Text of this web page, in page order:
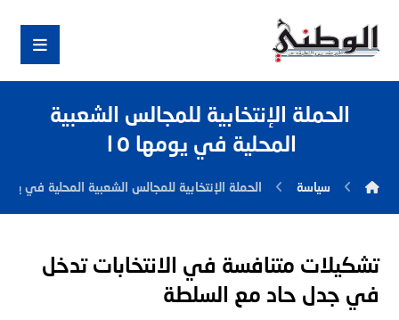
الحملة الإنتخابية للمجالس الشعبية
المحلية في يومها ١٥
سياسة الحملة الإنتخابية للمجالس الشعبية المحلية في
تشكيلات متنافسة في الانتخابات تدخل
في جدل حاد مع السلطة